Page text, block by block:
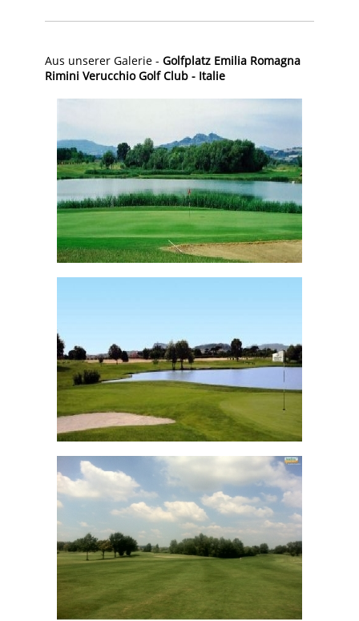
Aus unserer Galerie - Golfplatz Emilia Romagna
Rimini Verucchio Golf Club - Italie